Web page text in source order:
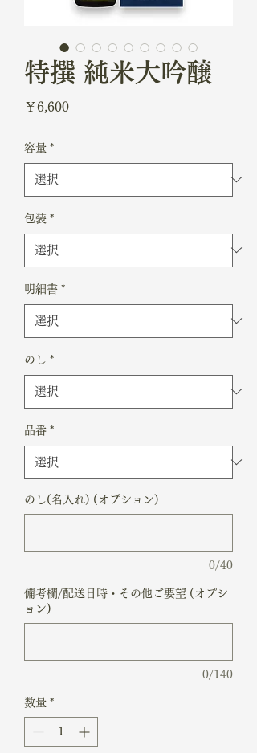
特撰 純米大吟醸
￥6,600価
容量 *
包装 *
明細書 *
のし *
品番 *
のし(名入れ) (オプション)
0/40
備考欄/配送日時・その他ご要望 (オプシ
ョン)
0/140
数量 *